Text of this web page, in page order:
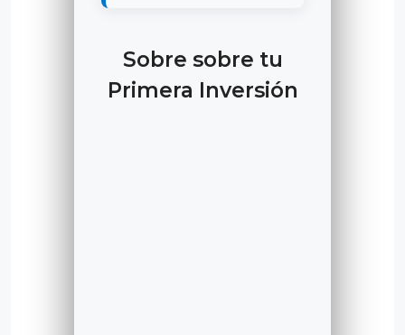
Sobre sobre tu
Primera Inversión